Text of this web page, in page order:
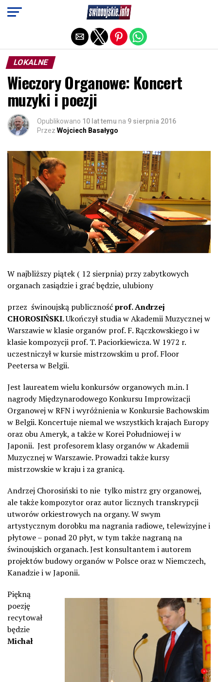
LOKALNE
Wieczory Organowe: Koncert
muzyki i poezji
Opublikowano 10 lat temu na 9 sierpnia 2016
Przez Wojciech Basałygo
W najbliższy piątek ( 12 sierpnia) przy zabytkowych
organach zasiądzie i grać będzie, ulubiony
przez świnoujską publicznośćprof. Andrzej
CHOROSIŃSKI.Ukończył studia w Akademii Muzycznej w
Warszawie w klasie organów prof. F. Rączkowskiego i w
klasie kompozycji prof. T. Paciorkiewicza. W 1972 r.
uczestniczył w kursie mistrzowskim u prof. Floor
Peetersa w Belgii.
Jest laureatem wielu konkursów organowych m.in. I
nagrody Międzynarodowego Konkursu Improwizacji
Organowej w RFN i wyróżnienia w Konkursie Bachowskim
w Belgii. Koncertuje niemal we wszystkich krajach Europy
oraz obu Ameryk, a także w Korei Południowej i w
Japonii. Jest profesorem klasy organów w Akademii
Muzycznej w Warszawie. Prowadzi także kursy
mistrzowskie w kraju i za granicą.
Andrzej Chorosiński to nie tylko mistrz gry organowej,
ale także kompozytor oraz autor licznych transkrypcji
utworów orkiestrowych na organy. W swym
artystycznym dorobku ma nagrania radiowe, telewizyjne i
płytowe – ponad 20 płyt, w tym także nagraną na
świnoujskich organach. Jest konsultantem i autorem
projektów budowy organów w Polsce oraz w Niemczech,
Kanadzie i w Japonii.
Piękną
poezję
recytował
będzie
Michał
Exit mobile version